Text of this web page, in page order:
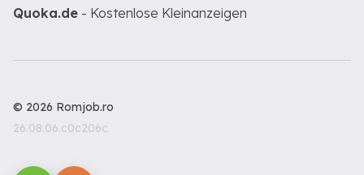
Quoka.de - Kostenlose Kleinanzeigen
© 2026 Romjob.ro
26.08.06.c0c206c